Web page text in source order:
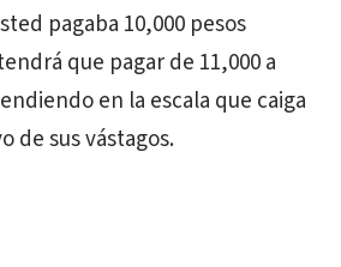
pagaba 10,000 pesos
que pagar de 11,000 a
en la escala que caiga
de sus vástagos.